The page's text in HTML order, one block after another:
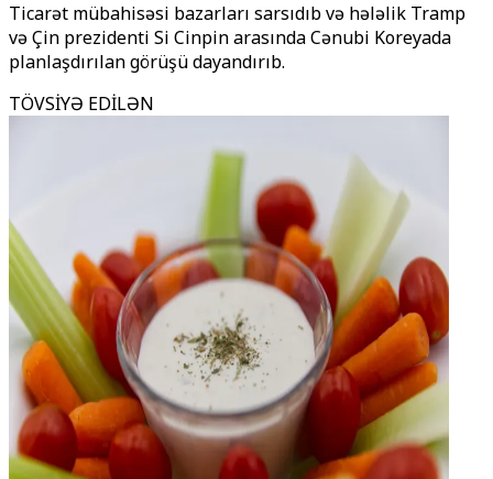
Ticarət mübahisəsi bazarları sarsıdıb və hələlik Tramp
və Çin prezidenti Si Cinpin arasında Cənubi Koreyada
planlaşdırılan görüşü dayandırıb.
TÖVSİYƏ EDİLƏN